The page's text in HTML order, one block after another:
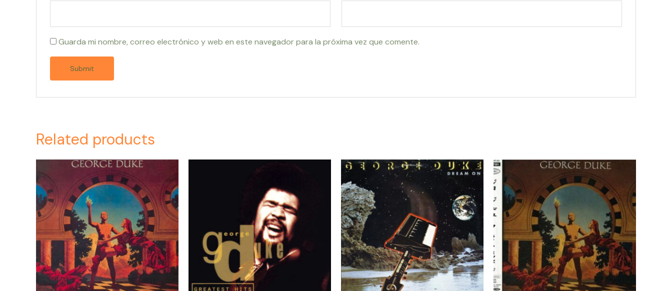
Guarda mi nombre, correo electrónico y web en este navegador para la próxima vez que comente.
Related products